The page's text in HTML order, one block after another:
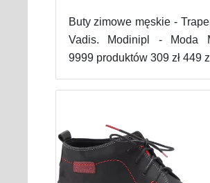
Buty zimowe męskie -
Vadis. Modinipl - Moda
9999 produktów 309 zł 449